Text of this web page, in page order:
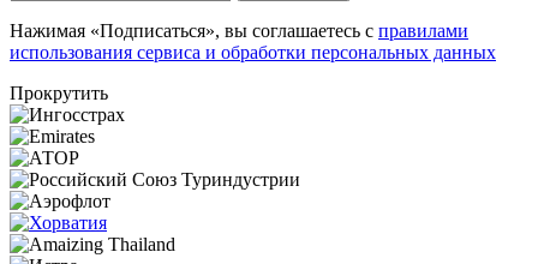
Нажимая «Подписаться», вы соглашаетесь с правилами
использования сервиса и обработки персональных данных
Прокрутить